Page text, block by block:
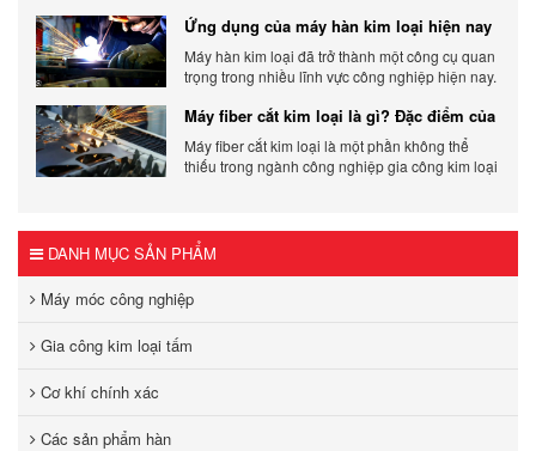
Ứng dụng của máy hàn kim loại hiện nay
Máy hàn kim loại đã trở thành một công cụ quan
trọng trong nhiều lĩnh vực công nghiệp hiện nay.
Máy fiber cắt kim loại là gì? Đặc điểm của
máy fiber
Máy fiber cắt kim loại là một phần không thể
thiếu trong ngành công nghiệp gia công kim loại
DANH MỤC SẢN PHẨM
Máy móc công nghiệp
Gia công kim loại tấm
Cơ khí chính xác
Các sản phẩm hàn